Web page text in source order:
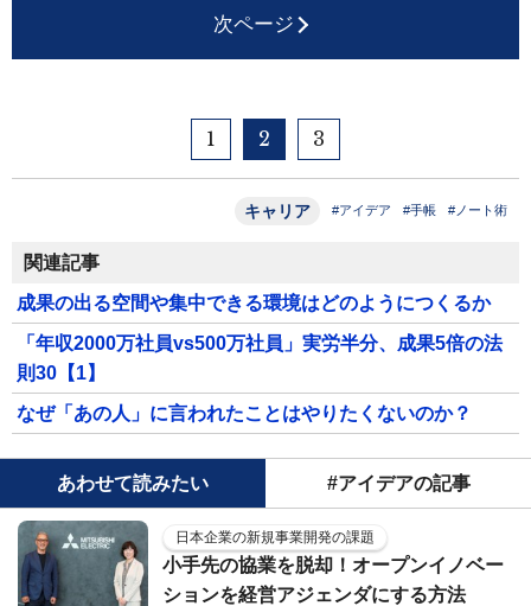
次ページ
1 2 3
キャリア #アイデア #手帳 #ノート術
関連記事
成果の出る空間や集中できる環境はどのようにつくるか
「年収2000万社員vs500万社員」実労半分、成果5倍の法
則30【1】
なぜ「あの人」に言われたことはやりたくないのか？
あわせて読みたい #アイデアの記事
日本企業の新規事業開発の課題
小手先の協業を脱却！オープンイノベー
ションを経営アジェンダにする方法